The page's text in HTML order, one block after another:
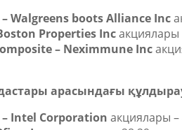
– Walgreens boots Alliance Inc
Properties Incакциялары
– Neximmune Inc
арасындағы
– Intel Corporation акциялары –